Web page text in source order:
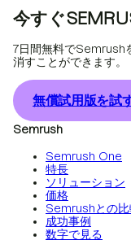
今すぐ
7日間無料でSemrush
消すことができます。
無償試用版を試
Semrush
Semrush One
特長
ソリューション
価格
Semrushとの比
成功事例
数字で見る